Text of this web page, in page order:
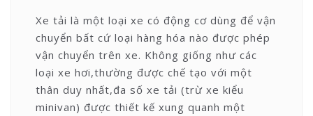
Xe tải là một loại xe có động cơ dùng để vận
chuyển bất cứ loại hàng hóa nào được phép
vận chuyển trên xe. Không giống như các
loại xe hơi,thường được chế tạo với một
thân duy nhất,đa số xe tải (trừ xe kiểu
minivan) được thiết kế xung quanh một